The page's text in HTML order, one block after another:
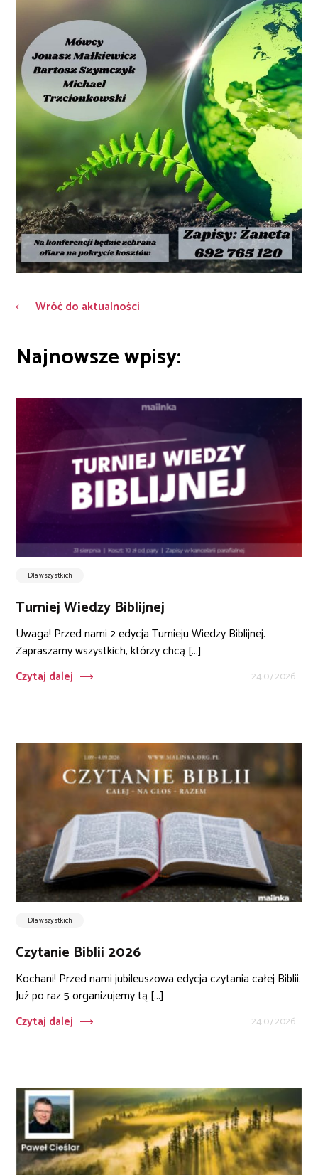
Wróć do aktualności
Najnowsze wpisy:
Dla wszystkich
Turniej Wiedzy Biblijnej
Uwaga! Przed nami 2 edycja Turnieju Wiedzy Biblijnej.
Zapraszamy wszystkich, którzy chcą [...]
Czytaj dalej
24.07.2026
Dla wszystkich
Czytanie Biblii 2026
Kochani! Przed nami jubileuszowa edycja czytania całej Biblii.
Już po raz 5 organizujemy tą [...]
Czytaj dalej
24.07.2026